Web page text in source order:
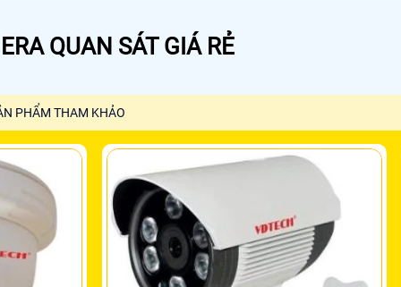
QUAN SÁT GIÁ RẺ
PHẨM THAM KHẢO